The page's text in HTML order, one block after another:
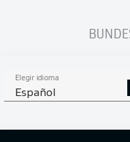
Elegir idioma
Español